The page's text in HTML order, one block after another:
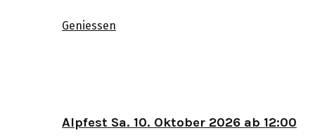
Geniessen
Alpfest Sa. 10. Oktober 2026 ab 12:00